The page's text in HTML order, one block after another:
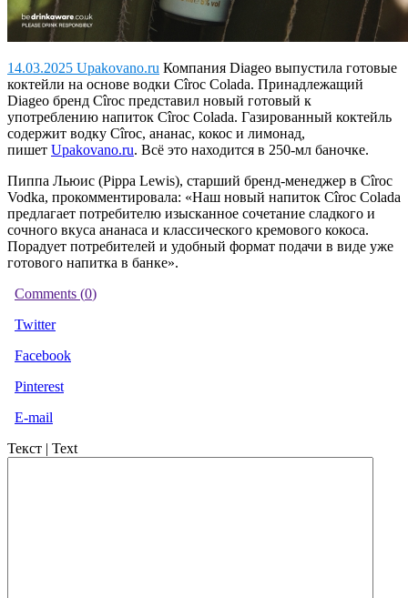
14.03.2025 Upakovano.ru Компания Diageo выпустила готовые
коктейли на основе водки Cîroc Colada. Принадлежащий
Diageo бренд Cîroc представил новый готовый к
употреблению напиток Cîroc Colada. Газированный коктейль
содержит водку Cîroc, ананас, кокос и лимонад,
пишет Upakovano.ru. Всё это находится в 250-мл баночке.
Пиппа Льюис (Pippa Lewis), старший бренд-менеджер в Cîroc
Vodka, прокомментировала: «Наш новый напиток Cîroc Colada
предлагает потребителю изысканное сочетание сладкого и
сочного вкуса ананаса и классического кремового кокоса.
Порадует потребителей и удобный формат подачи в виде уже
готового напитка в банке».
Comments (0)
Twitter
Facebook
Pinterest
E-mail
Текст | Text